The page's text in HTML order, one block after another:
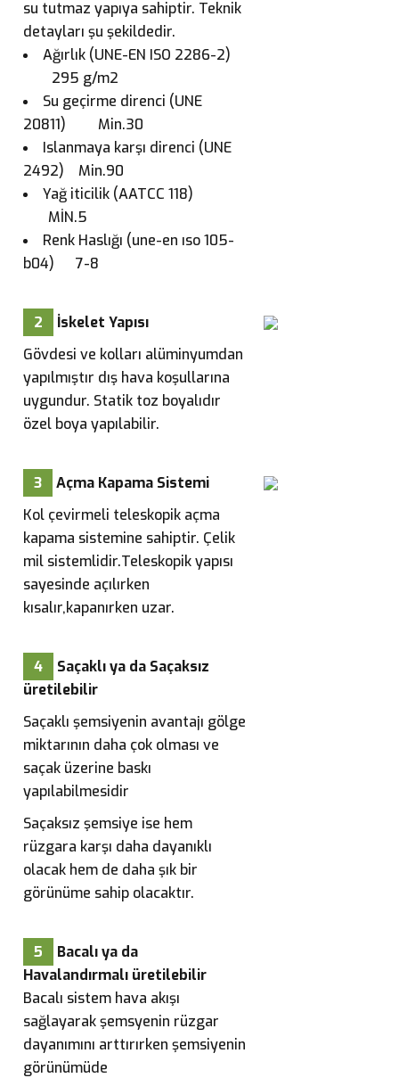
su tutmaz yapıya sahiptir. Teknik
detayları şu şekildedir.
Ağırlık (UNE-EN ISO 2286-2)
295 g/m2
Su geçirme direnci (UNE
20811) Min.30
Islanmaya karşı direnci (UNE
2492) Min.90
Yağ iticilik (AATCC 118)
MİN.5
Renk Haslığı (une-en ıso 105-
b04) 7-8
2
İskelet Yapısı
Gövdesi ve kolları alüminyumdan
yapılmıştır dış hava koşullarına
uygundur. Statik toz boyalıdır
özel boya yapılabilir.
3
Açma Kapama Sistemi
Kol çevirmeli teleskopik açma
kapama sistemine sahiptir. Çelik
mil sistemlidir.Teleskopik yapısı
sayesinde açılırken
kısalır,kapanırken uzar.
4
Saçaklı ya da Saçaksız
üretilebilir
Saçaklı şemsiyenin avantajı gölge
miktarının daha çok olması ve
saçak üzerine baskı
yapılabilmesidir
Saçaksız şemsiye ise hem
rüzgara karşı daha dayanıklı
olacak hem de daha şık bir
görünüme sahip olacaktır.
5
Bacalı ya da
Havalandırmalı üretilebilir
Bacalı sistem hava akışı
sağlayarak şemsyenin rüzgar
dayanımını arttırırken şemsiyenin
görünümüde